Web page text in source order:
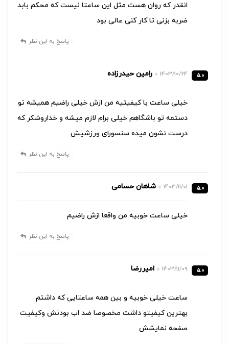
انقدر که روان هست مثل این ساعتا نیست که محکم بابد
ضربه بزنی تا کار کنی عالی بود
پاسخ به این نظر
5.0
1403/10/24 رامین حیدرزاده
خیلی ساعت با کیفیتیه من ازش خیلی راضیم همیشه تو
دستمه تو باشگاهم خیلی برام لازم میشه و خداروشکر که
درست نشون میده سنسورای ورزشیش
پاسخ به این نظر
5.0
1403/11/01 شاهان حسامی
خیلی ساعت خوبیه من واقعا ازش راضیم
پاسخ به این نظر
5.0
1403/11/09 امیررضا
ساعت خیلی خوبیه و بین همه ساعتایی که داشتم
بهترین کیفیتو داشت مخصوصا ضد اب بودنش وکیفیت
صفحه نمایشش